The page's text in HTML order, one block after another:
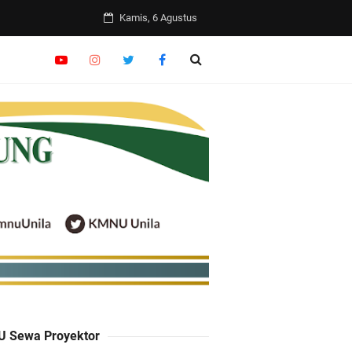
Hikmah
Kamis, 6 Agustus
Sewa Proyektor